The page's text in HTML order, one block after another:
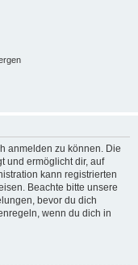
anmelden zu können. Die
und ermöglicht dir, auf
kann registrierten
Beachte bitte unsere
bevor du dich
wenn du dich in